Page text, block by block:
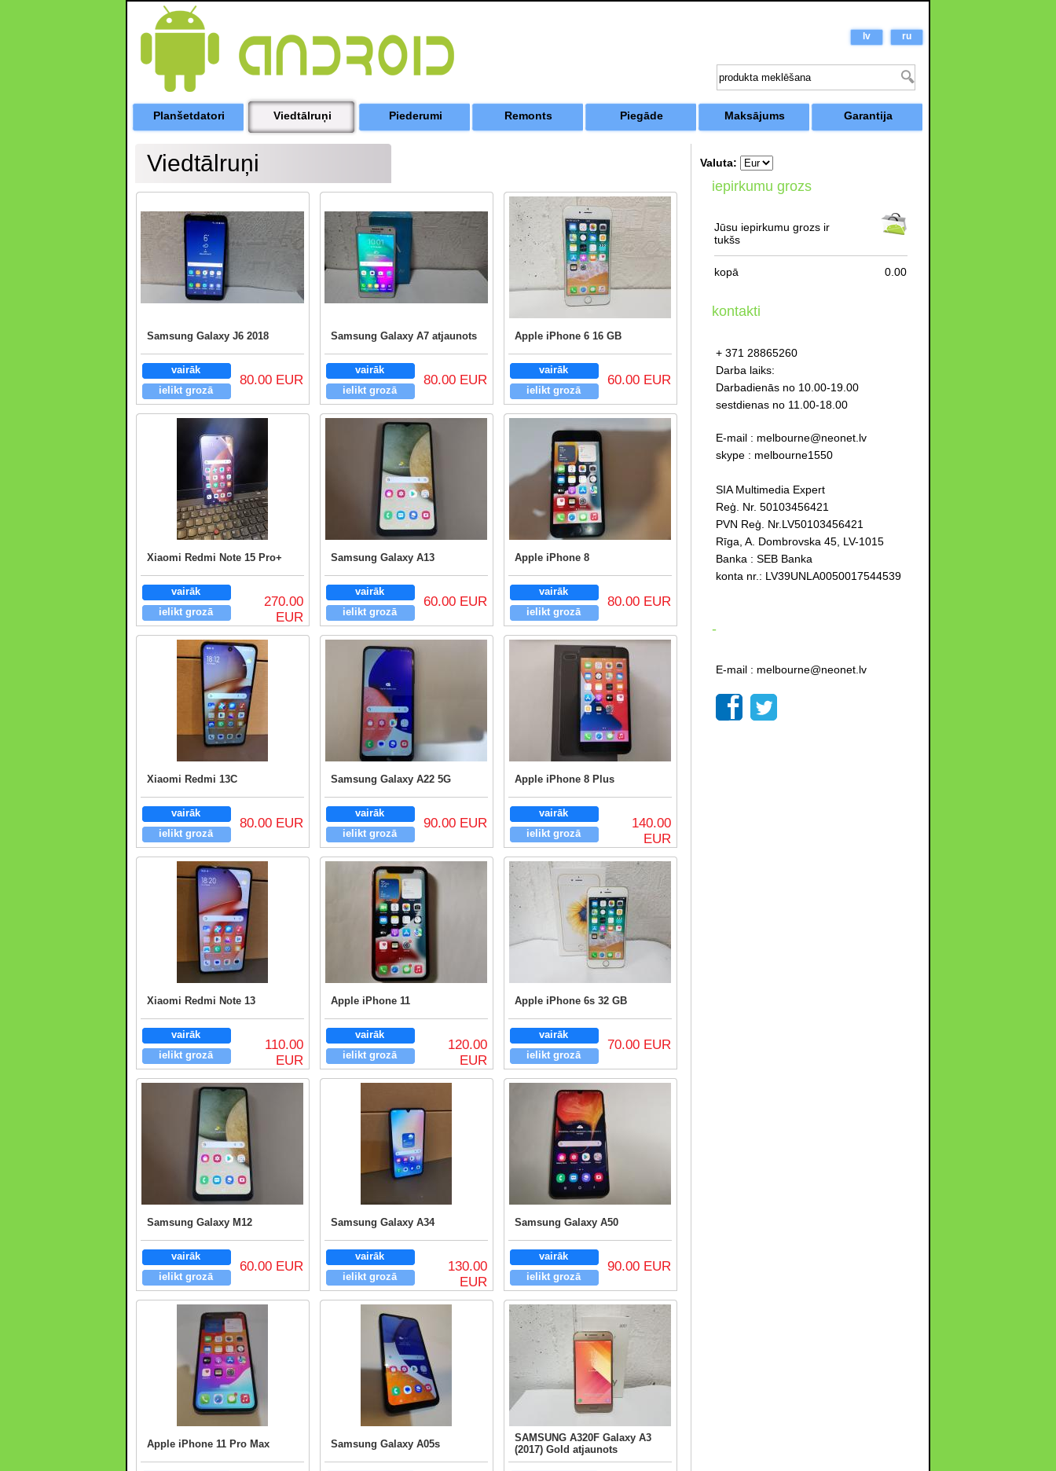
lv ru
Planšetdatori Viedtālruņi Piederumi Remonts Piegāde Maksājums Garantija
Viedtālruņi
Samsung Galaxy J6 2018
vairāk
ielikt grozā
80.00 EUR
Samsung Galaxy A7 atjaunots
vairāk
ielikt grozā
80.00 EUR
Apple iPhone 6 16 GB
vairāk
ielikt grozā
60.00 EUR
Xiaomi Redmi Note 15 Pro+
vairāk
ielikt grozā
270.00
EUR
Samsung Galaxy A13
vairāk
ielikt grozā
60.00 EUR
Apple iPhone 8
vairāk
ielikt grozā
80.00 EUR
Xiaomi Redmi 13C
vairāk
ielikt grozā
80.00 EUR
Samsung Galaxy A22 5G
vairāk
ielikt grozā
90.00 EUR
Apple iPhone 8 Plus
vairāk
ielikt grozā
140.00
EUR
Xiaomi Redmi Note 13
vairāk
ielikt grozā
110.00
EUR
Apple iPhone 11
vairāk
ielikt grozā
120.00
EUR
Apple iPhone 6s 32 GB
vairāk
ielikt grozā
70.00 EUR
Samsung Galaxy M12
vairāk
ielikt grozā
60.00 EUR
Samsung Galaxy A34
vairāk
ielikt grozā
130.00
EUR
Samsung Galaxy A50
vairāk
ielikt grozā
90.00 EUR
Apple iPhone 11 Pro Max Samsung Galaxy A05s
SAMSUNG A320F Galaxy A3
(2017) Gold atjaunots
Valuta:
iepirkumu grozs
Jūsu iepirkumu grozs ir
tukšs
kopā 0.00
kontakti
+ 371 28865260
Darba laiks:
Darbadienās no 10.00-19.00
sestdienas no 11.00-18.00
E-mail : melbourne@neonet.lv
skype : melbourne1550
SIA Multimedia Expert
Reģ. Nr. 50103456421
PVN Reģ. Nr.LV50103456421
Rīga, A. Dombrovska 45, LV-1015
Banka : SEB Banka
konta nr.: LV39UNLA0050017544539
-
E-mail : melbourne@neonet.lv